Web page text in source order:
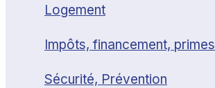
Logement
Impôts, financement, primes
Sécurité, Prévention